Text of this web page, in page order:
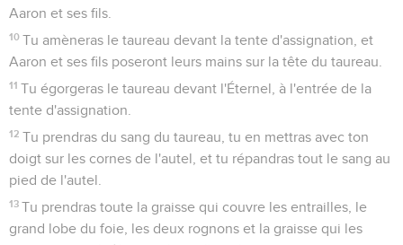
Aaron et ses fils.
10 Tu amèneras le taureau devant la tente d'assignation, et
Aaron et ses fils poseront leurs mains sur la tête du taureau.
11 Tu égorgeras le taureau devant l'Éternel, à l'entrée de la
tente d'assignation.
12 Tu prendras du sang du taureau, tu en mettras avec ton
doigt sur les cornes de l'autel, et tu répandras tout le sang au
pied de l'autel.
13 Tu prendras toute la graisse qui couvre les entrailles, le
grand lobe du foie, les deux rognons et la graisse qui les